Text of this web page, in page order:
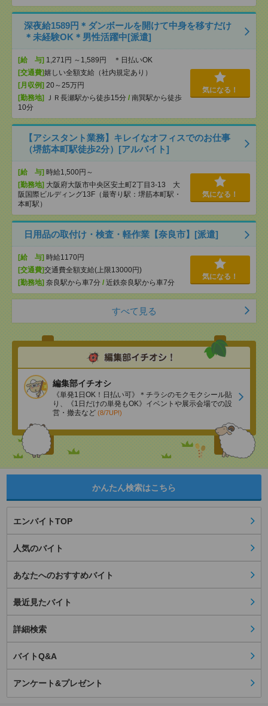
深夜給1589円＊ダンボールを開けて中身を移すだけ
＊未経験OK＊男性活躍中[派遣]
[給 与] 1,271円 ～1,589円 ＊日払いOK
[交通費]嬉しい全額支給（社内規定あり）
[月収例] 20～25万円
[勤務地]
ＪＲ長瀬駅から徒歩15分 / 南巽駅から徒歩
10分
気になる！
【アシスタント業務】キレイなオフィスでのお仕事
（堺筋本町駅徒歩2分）[アルバイト]
[給 与] 時給1,500円～
[勤務地] 大阪府大阪市中央区安土町2丁目3-13 大
阪国際ビルディング13F（最寄り駅：堺筋本町駅・
本町駅）
気になる！
日用品の取付け・検査・軽作業【奈良市】[派遣]
[給 与] 時給1170円
[交通費]交通費全額支給(上限13000円)
[勤務地] 奈良駅から車7分 / 近鉄奈良駅から車7分
気になる！
すべて見る
編集部イチオシ
《単発1日OK！日払い可》＊チラシのモクモクシール貼
り、《1日だけの単発もOK》イベントや展示会場での設
営・撤去など (8/7UP!)
かんたん検索はこちら
エンバイトTOP
人気のバイト
あなたへのおすすめバイト
最近見たバイト
詳細検索
バイトQ&A
アンケート&プレゼント